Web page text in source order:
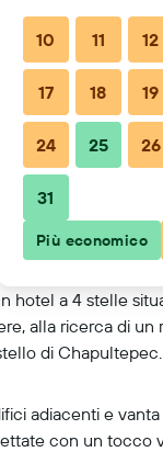
Posizione
hotel a 4 stelle
alla ricerca di
di Chapultepec.
adiacenti e
con un tocco
10 11 12
17 18 19
24 25 26
31
Più economico